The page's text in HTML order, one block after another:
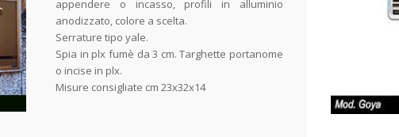
appendere o incasso, profili in alluminio
anodizzato, colore a scelta.
Serrature tipo yale.
Spia in plx fumè da 3 cm. Targhette portanome
o incise in plx.
Misure consigliate cm 23x32x14